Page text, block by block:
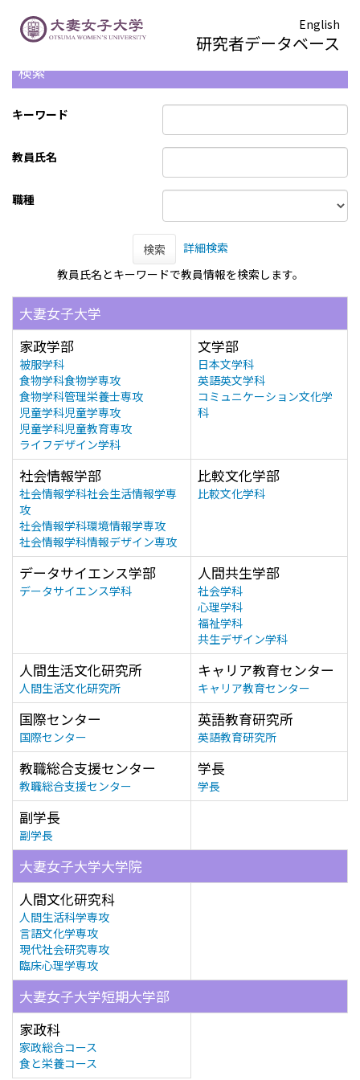
English
研究者データベース
検索
キーワード
教員氏名
職種
検索
詳細検索
教員氏名とキーワードで教員情報を検索します。
大妻女子大学
家政学部
被服学科
食物学科食物学専攻
食物学科管理栄養士専攻
児童学科児童学専攻
児童学科児童教育専攻
ライフデザイン学科
文学部
日本文学科
英語英文学科
コミュニケーション文化学
科
社会情報学部
社会情報学科社会生活情報学専
攻
社会情報学科環境情報学専攻
社会情報学科情報デザイン専攻
比較文化学部
比較文化学科
データサイエンス学部
データサイエンス学科
人間共生学部
社会学科
心理学科
福祉学科
共生デザイン学科
人間生活文化研究所
人間生活文化研究所
キャリア教育センター
キャリア教育センター
国際センター
国際センター
英語教育研究所
英語教育研究所
教職総合支援センター
教職総合支援センター
学長
学長
副学長
副学長
大妻女子大学大学院
人間文化研究科
人間生活科学専攻
言語文化学専攻
現代社会研究専攻
臨床心理学専攻
大妻女子大学短期大学部
家政科
家政総合コース
食と栄養コース